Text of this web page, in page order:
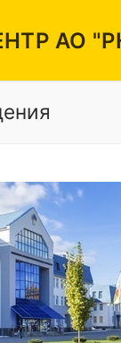
АО
Вакансии
Режим